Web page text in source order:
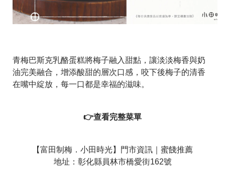
青梅巴斯克乳酪蛋糕將梅子融入甜點，讓淡淡梅香與奶
油完美融合，增添酸甜的層次口感，咬下後梅子的清香
在嘴中綻放，每一口都是幸福的滋味。
👉查看完整菜單
【富田制梅．小田時光】門市資訊｜蜜餞推薦
地址：彰化縣員林市橋愛街162號